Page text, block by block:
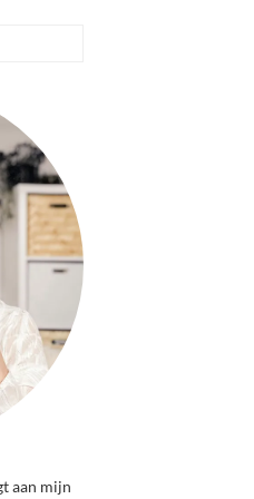
aan mijn